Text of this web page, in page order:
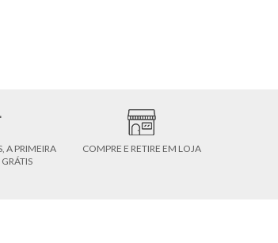
A PRIMEIRA
COMPRE E RETIRE EM LOJA